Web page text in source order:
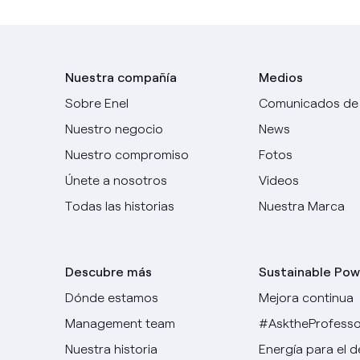
Nuestra compañía
Sobre Enel
Nuestro negocio
Nuestro compromiso
Únete a nosotros
Todas las historias
Descubre más
Dónde estamos
Management team
Nuestra historia
Medios
Comunicados
News
Fotos
Videos
Nuestra Marca
Sustainable
Mejora continua
Energía para el